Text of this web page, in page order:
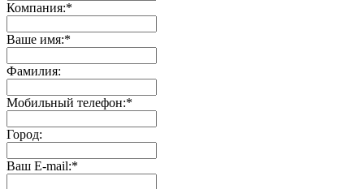
Компания:*
Ваше имя:*
Фамилия:
Мобильный телефон:*
Город:
Ваш E-mail:*